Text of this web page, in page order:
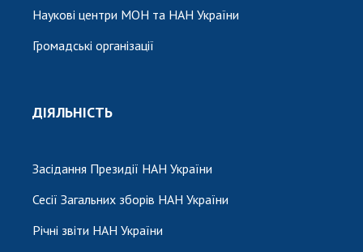
Наукові центри МОН та НАН України
Громадські організації
ДІЯЛЬНІСТЬ
Засідання Президії НАН України
Сесії Загальних зборів НАН України
Річні звіти НАН України